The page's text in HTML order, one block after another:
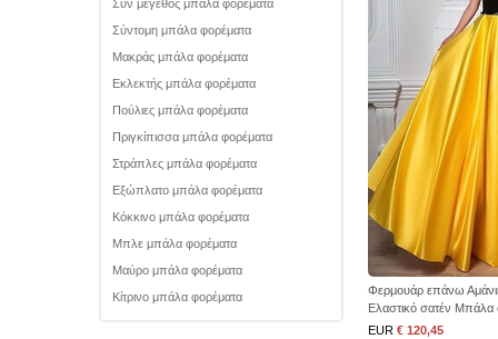
Συν μέγεθος μπάλα φορέματα
Σύντομη μπάλα φορέματα
Μακράς μπάλα φορέματα
Εκλεκτής μπάλα φορέματα
Πούλιες μπάλα φορέματα
Πριγκίπισσα μπάλα φορέματα
Στράπλες μπάλα φορέματα
Εξώπλατο μπάλα φορέματα
Κόκκινο μπάλα φορέματα
Μπλε μπάλα φορέματα
Μαύρο μπάλα φορέματα
Κίτρινο μπάλα φορέματα
Φερμουάρ επάνω
Ελαστικό σατέν Μπάλα
EUR € 120,45